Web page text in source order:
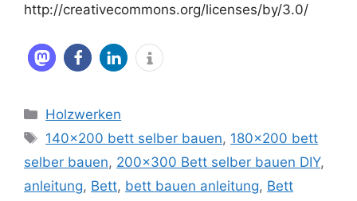
http://creativecommons.org/licenses/by/3.0/
Kategorien
Holzwerken
Schlagwörter
140x200 bett selber bauen, 180x200 bett
selber bauen, 200x300 Bett selber bauen DIY,
anleitung, Bett, bett bauen anleitung, Bett